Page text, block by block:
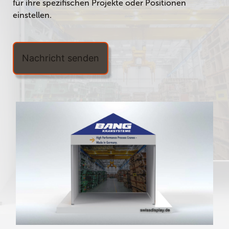
für ihre spezifischen Projekte oder Positionen
einstellen.
Nachricht senden